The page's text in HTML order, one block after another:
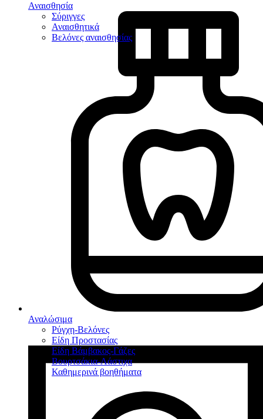
Αναισθησία
Σύριγγες
Αναισθητικά
Βελόνες αναισθησίας
Αναλώσιμα
Ρύγχη-Βελόνες
Είδη Προστασίας
Είδη Βάμβακος-Γάζες
Βουρτσάκια-Λάστιχα
Καθημερινά βοηθήματα